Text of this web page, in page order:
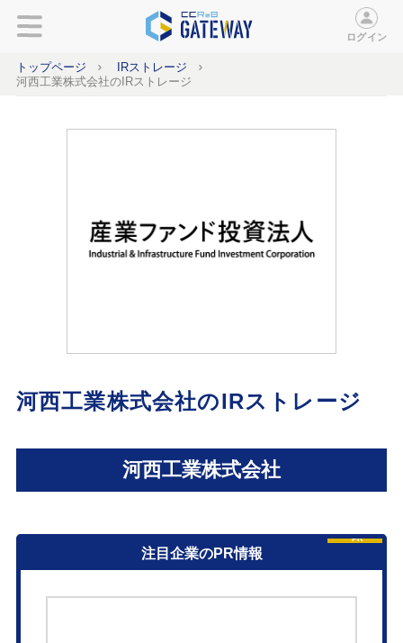
ログイン
トップページ
IRストレージ
河西工業株式会社のIRストレージ
河西工業株式会社のIRストレージ
河西工業株式会社
注目企業のPR情報
PR